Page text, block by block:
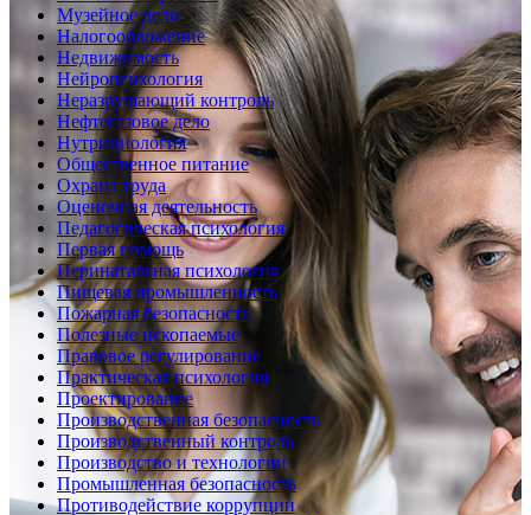
Музейное дело
Налогообложение
Недвижимость
Нейропсихология
Неразрушающий контроль
Нефтегазовое дело
Нутрициология
Общественное питание
Охрана труда
Оценочная деятельность
Педагогическая психология
Первая помощь
Перинатальная психология
Пищевая промышленность
Пожарная безопасность
Полезные ископаемые
Правовое регулирование
Практическая психология
Проектирование
Производственная безопасность
Производственный контроль
Производство и технологии
Промышленная безопасность
Противодействие коррупции